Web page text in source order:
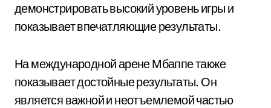
демонстрировать высокий уровень игры и
показывает впечатляющие результаты.
На международной арене Мбаппе также
показывает достойные результаты. Он
является важной и неотъемлемой частью